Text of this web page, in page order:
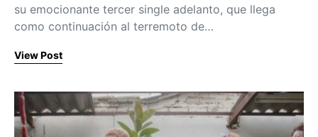
su emocionante tercer single adelanto, que llega
como continuación al terremoto de…
View Post